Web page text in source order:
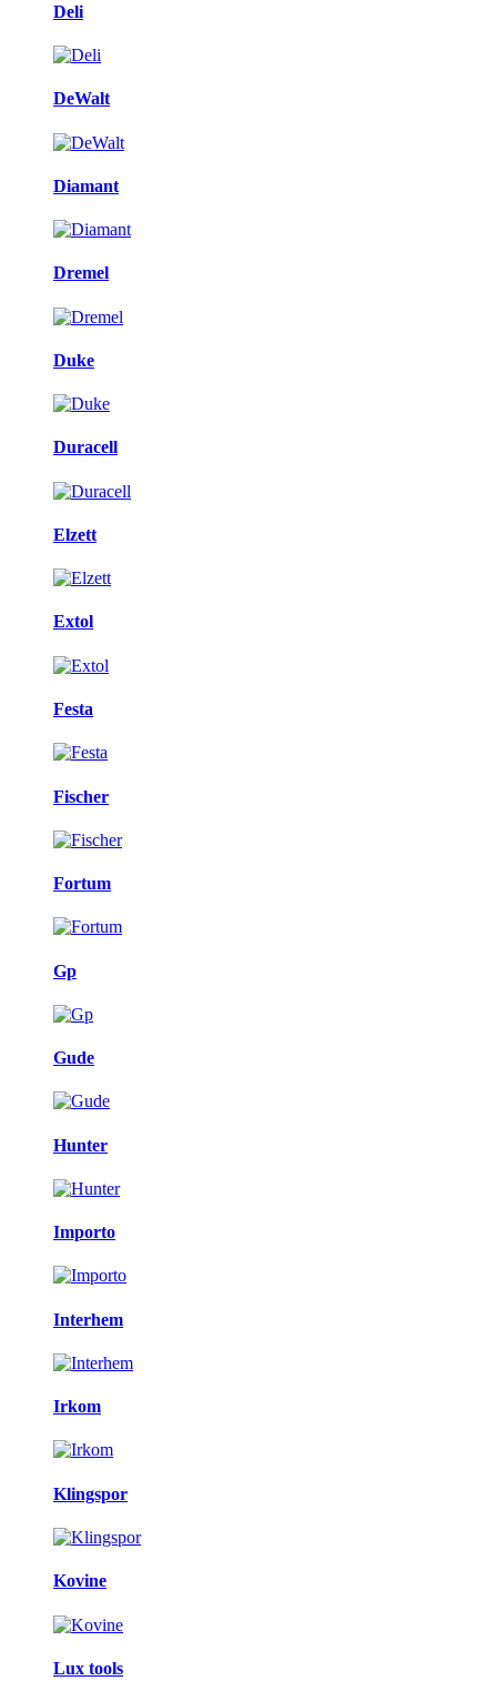
Deli
DeWalt
Diamant
Dremel
Duke
Duracell
Elzett
Extol
Festa
Fischer
Fortum
Gp
Gude
Hunter
Importo
Interhem
Irkom
Klingspor
Kovine
Lux tools